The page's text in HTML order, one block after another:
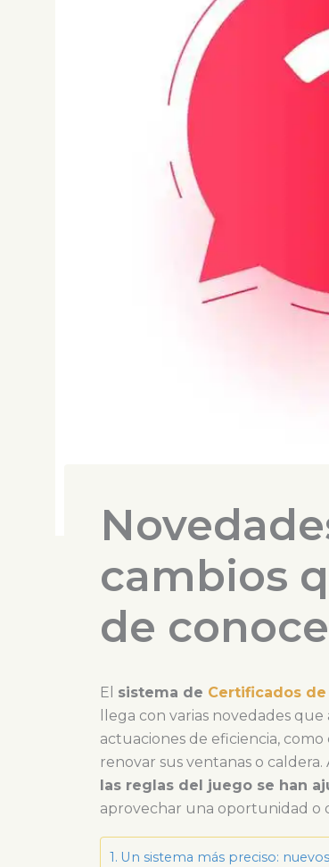
cambios
de
El sistema de Certificados de
llega con varias novedades
actuaciones de eficiencia,
renovar sus ventanas o
las reglas del juego se han
aprovechar una oportunidad o
Un sistema más preciso: